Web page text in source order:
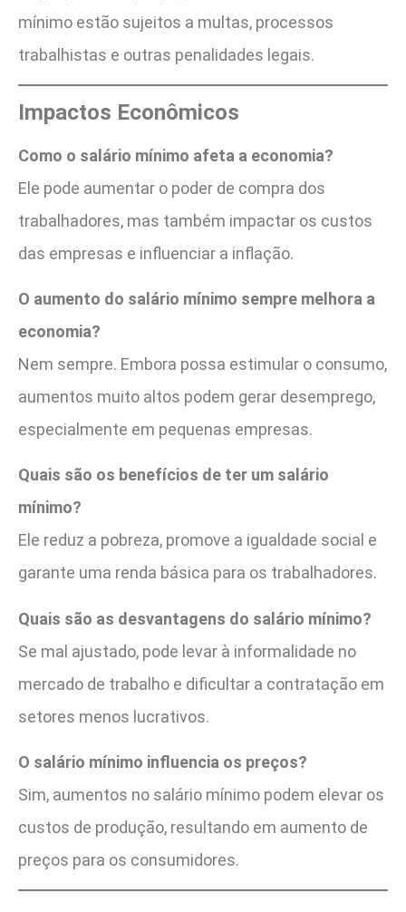
mínimo estão sujeitos a multas, processos
trabalhistas e outras penalidades legais.
Impactos Econômicos
Como o salário mínimo afeta a economia?
Ele pode aumentar o poder de compra dos
trabalhadores, mas também impactar os custos
das empresas e influenciar a inflação.
O aumento do salário mínimo sempre melhora a
economia?
Nem sempre. Embora possa estimular o consumo,
aumentos muito altos podem gerar desemprego,
especialmente em pequenas empresas.
Quais são os benefícios de ter um salário
mínimo?
Ele reduz a pobreza, promove a igualdade social e
garante uma renda básica para os trabalhadores.
Quais são as desvantagens do salário mínimo?
Se mal ajustado, pode levar à informalidade no
mercado de trabalho e dificultar a contratação em
setores menos lucrativos.
O salário mínimo influencia os preços?
Sim, aumentos no salário mínimo podem elevar os
custos de produção, resultando em aumento de
preços para os consumidores.